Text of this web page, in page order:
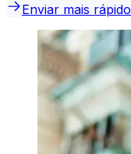
Enviar mais rápido